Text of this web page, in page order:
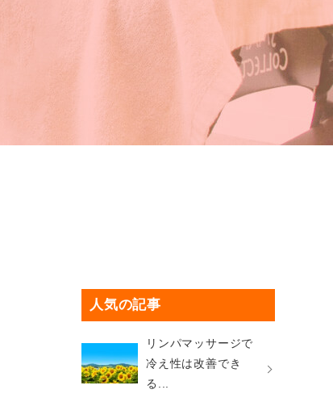
人気の記事
リンパマッサージで
冷え性は改善でき
る...